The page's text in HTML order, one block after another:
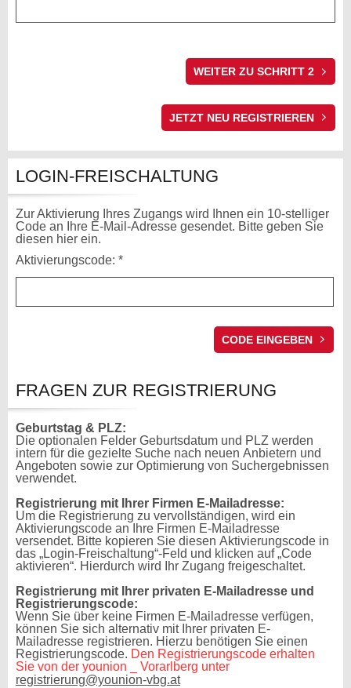
WEITER ZU SCHRITT 2
LOGIN-FREISCHALTUNG
Zur Aktivierung Ihres Zugangs wird Ihnen ein 10-stelliger
Code an Ihre E-Mail-Adresse gesendet. Bitte geben Sie
diesen hier ein.
Aktivierungscode: *
FRAGEN ZUR REGISTRIERUNG
Geburtstag & PLZ:
Die optionalen Felder Geburtsdatum und PLZ werden
intern für die gezielte Suche nach neuen Anbietern und
Angeboten sowie zur Optimierung von Suchergebnissen
verwendet.
Registrierung mit Ihrer Firmen E-Mailadresse:
Um die Registrierung zu vervollständigen, wird ein
Aktivierungscode an Ihre Firmen E-Mailadresse
versendet. Bitte kopieren Sie diesen Aktivierungscode in
das „Login-Freischaltung“-Feld und klicken auf „Code
aktivieren“. Hierdurch wird Ihr Zugang freigeschaltet.
Registrierung mit Ihrer privaten E-Mailadresse und
Registrierungscode:
Wenn Sie über keine Firmen E-Mailadresse verfügen,
können Sie sich alternativ mit Ihrer privaten E-
Mailadresse registrieren. Hierzu benötigen Sie einen
Registrierungscode. Den Registrierungscode erhalten
Sie von der younion _ Vorarlberg unter
registrierung@younion-vbg.at